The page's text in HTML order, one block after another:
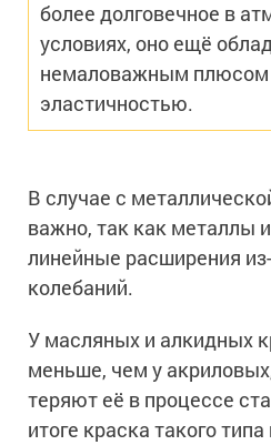
более долговечное в
условиях, оно ещё
немаловажным
эластичностью.
В случае с
важно, так как металлы
линейные расширения
колебаний.
У масляных и алкидных
меньше, чем у
теряют её в процессе
итоге краска такого